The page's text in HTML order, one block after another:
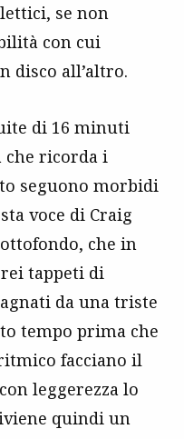
se non
con cui
disco all’altro.
di 16 minuti
ricorda i
seguono morbidi
voce di Craig
che in
tappeti di
da una triste
tempo prima che
facciano il
leggerezza lo
quindi un